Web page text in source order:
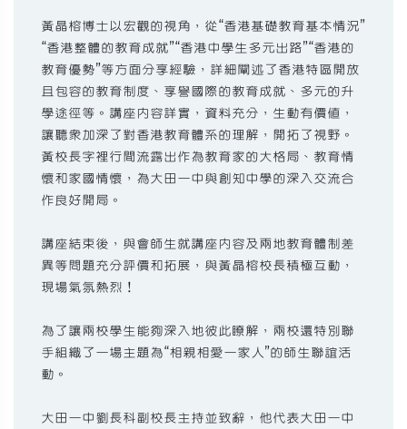
黃晶榕博士以宏觀的視角，從“香港基礎教育基本情況”
“香港整體的教育成就”“香港中學生多元出路”“香港的
教育優勢”等方面分享經驗，詳細闡述了香港特區開放
且包容的教育制度、享譽國際的教育成就、多元的升
學途徑等。講座內容詳實，資料充分，生動有價值，
讓聽眾加深了對香港教育體系的理解，開拓了視野。
黃校長字裡行間流露出作為教育家的大格局、教育情
懷和家國情懷，為大田一中與創知中學的深入交流合
作良好開局。
講座結束後，與會師生就講座內容及兩地教育體制差
異等問題充分評價和拓展，與黃晶榕校長積極互動，
現場氣氛熱烈！
為了讓兩校學生能夠深入地彼此瞭解，兩校還特別聯
手組織了一場主題為“相親相愛一家人”的師生聯誼活
動。
大田一中劉長科副校長主持並致辭，他代表大田一中